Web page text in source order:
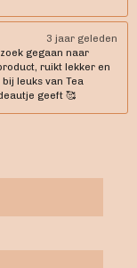
3 jaar geleden
gegaan naar
ruikt lekker en
leuks van Tea
geeft 🥰